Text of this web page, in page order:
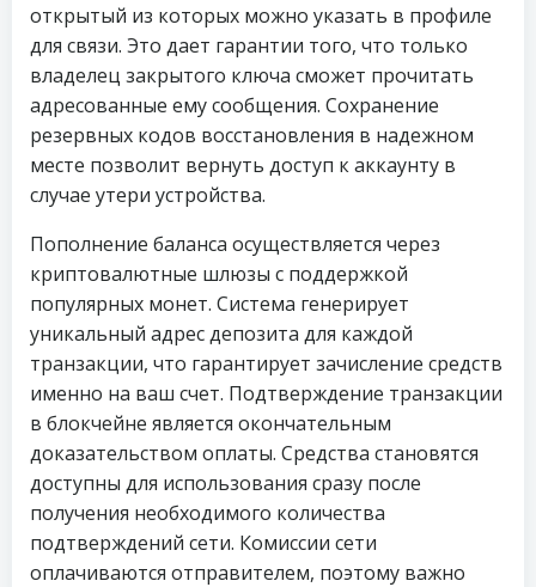
открытый из которых можно указать в профиле
для связи. Это дает гарантии того, что только
владелец закрытого ключа сможет прочитать
адресованные ему сообщения. Сохранение
резервных кодов восстановления в надежном
месте позволит вернуть доступ к аккаунту в
случае утери устройства.
Пополнение баланса осуществляется через
криптовалютные шлюзы с поддержкой
популярных монет. Система генерирует
уникальный адрес депозита для каждой
транзакции, что гарантирует зачисление средств
именно на ваш счет. Подтверждение транзакции
в блокчейне является окончательным
доказательством оплаты. Средства становятся
доступны для использования сразу после
получения необходимого количества
подтверждений сети. Комиссии сети
оплачиваются отправителем, поэтому важно